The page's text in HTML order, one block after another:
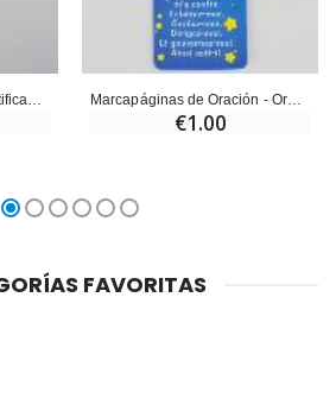
Marcapáginas de Oración - Oración Ángel -Guardián Protector
€1.00
FAVORITAS